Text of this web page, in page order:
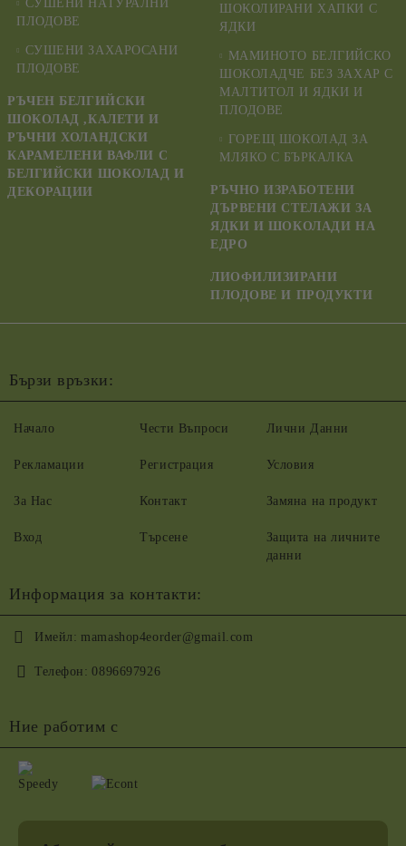
СУШЕНИ НАТУРАЛНИ
ПЛОДОВЕ
СУШЕНИ ЗАХАРОСАНИ
ПЛОДОВЕ
РЪЧЕН БЕЛГИЙСКИ
ШОКОЛАД ,КАЛЕТИ И
РЪЧНИ ХОЛАНДСКИ
КАРАМЕЛЕНИ ВАФЛИ С
БЕЛГИЙСКИ ШОКОЛАД И
ДЕКОРАЦИИ
ШОКОЛИРАНИ ХАПКИ С
ЯДКИ
МАМИНОТО БЕЛГИЙСКО
ШОКОЛАДЧЕ БЕЗ ЗАХАР С
МАЛТИТОЛ И ЯДКИ И
ПЛОДОВЕ
ГОРЕЩ ШОКОЛАД ЗА
МЛЯКО С БЪРКАЛКА
РЪЧНО ИЗРАБОТЕНИ
ДЪРВЕНИ СТЕЛАЖИ ЗА
ЯДКИ И ШОКОЛАДИ НА
ЕДРО
ЛИОФИЛИЗИРАНИ
ПЛОДОВЕ И ПРОДУКТИ
Бързи връзки:
Начало
Рекламации
За Нас
Вход
Чести Въпроси
Регистрация
Контакт
Търсене
Лични Данни
Условия
Замяна на продукт
Защита на личните
данни
Информация за контакти:
Имейл: mamashop4eorder@gmail.com
Телефон: 0896697926
Ние работим с